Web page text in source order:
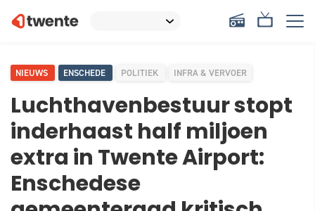
NIEUWS ENSCHEDE POLITIEK INFRA & VERVOER
Luchthavenbestuur stopt
inderhaast half miljoen
extra in Twente Airport:
Enschedese